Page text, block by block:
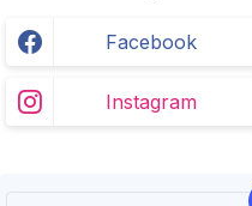
Facebook
Instagram